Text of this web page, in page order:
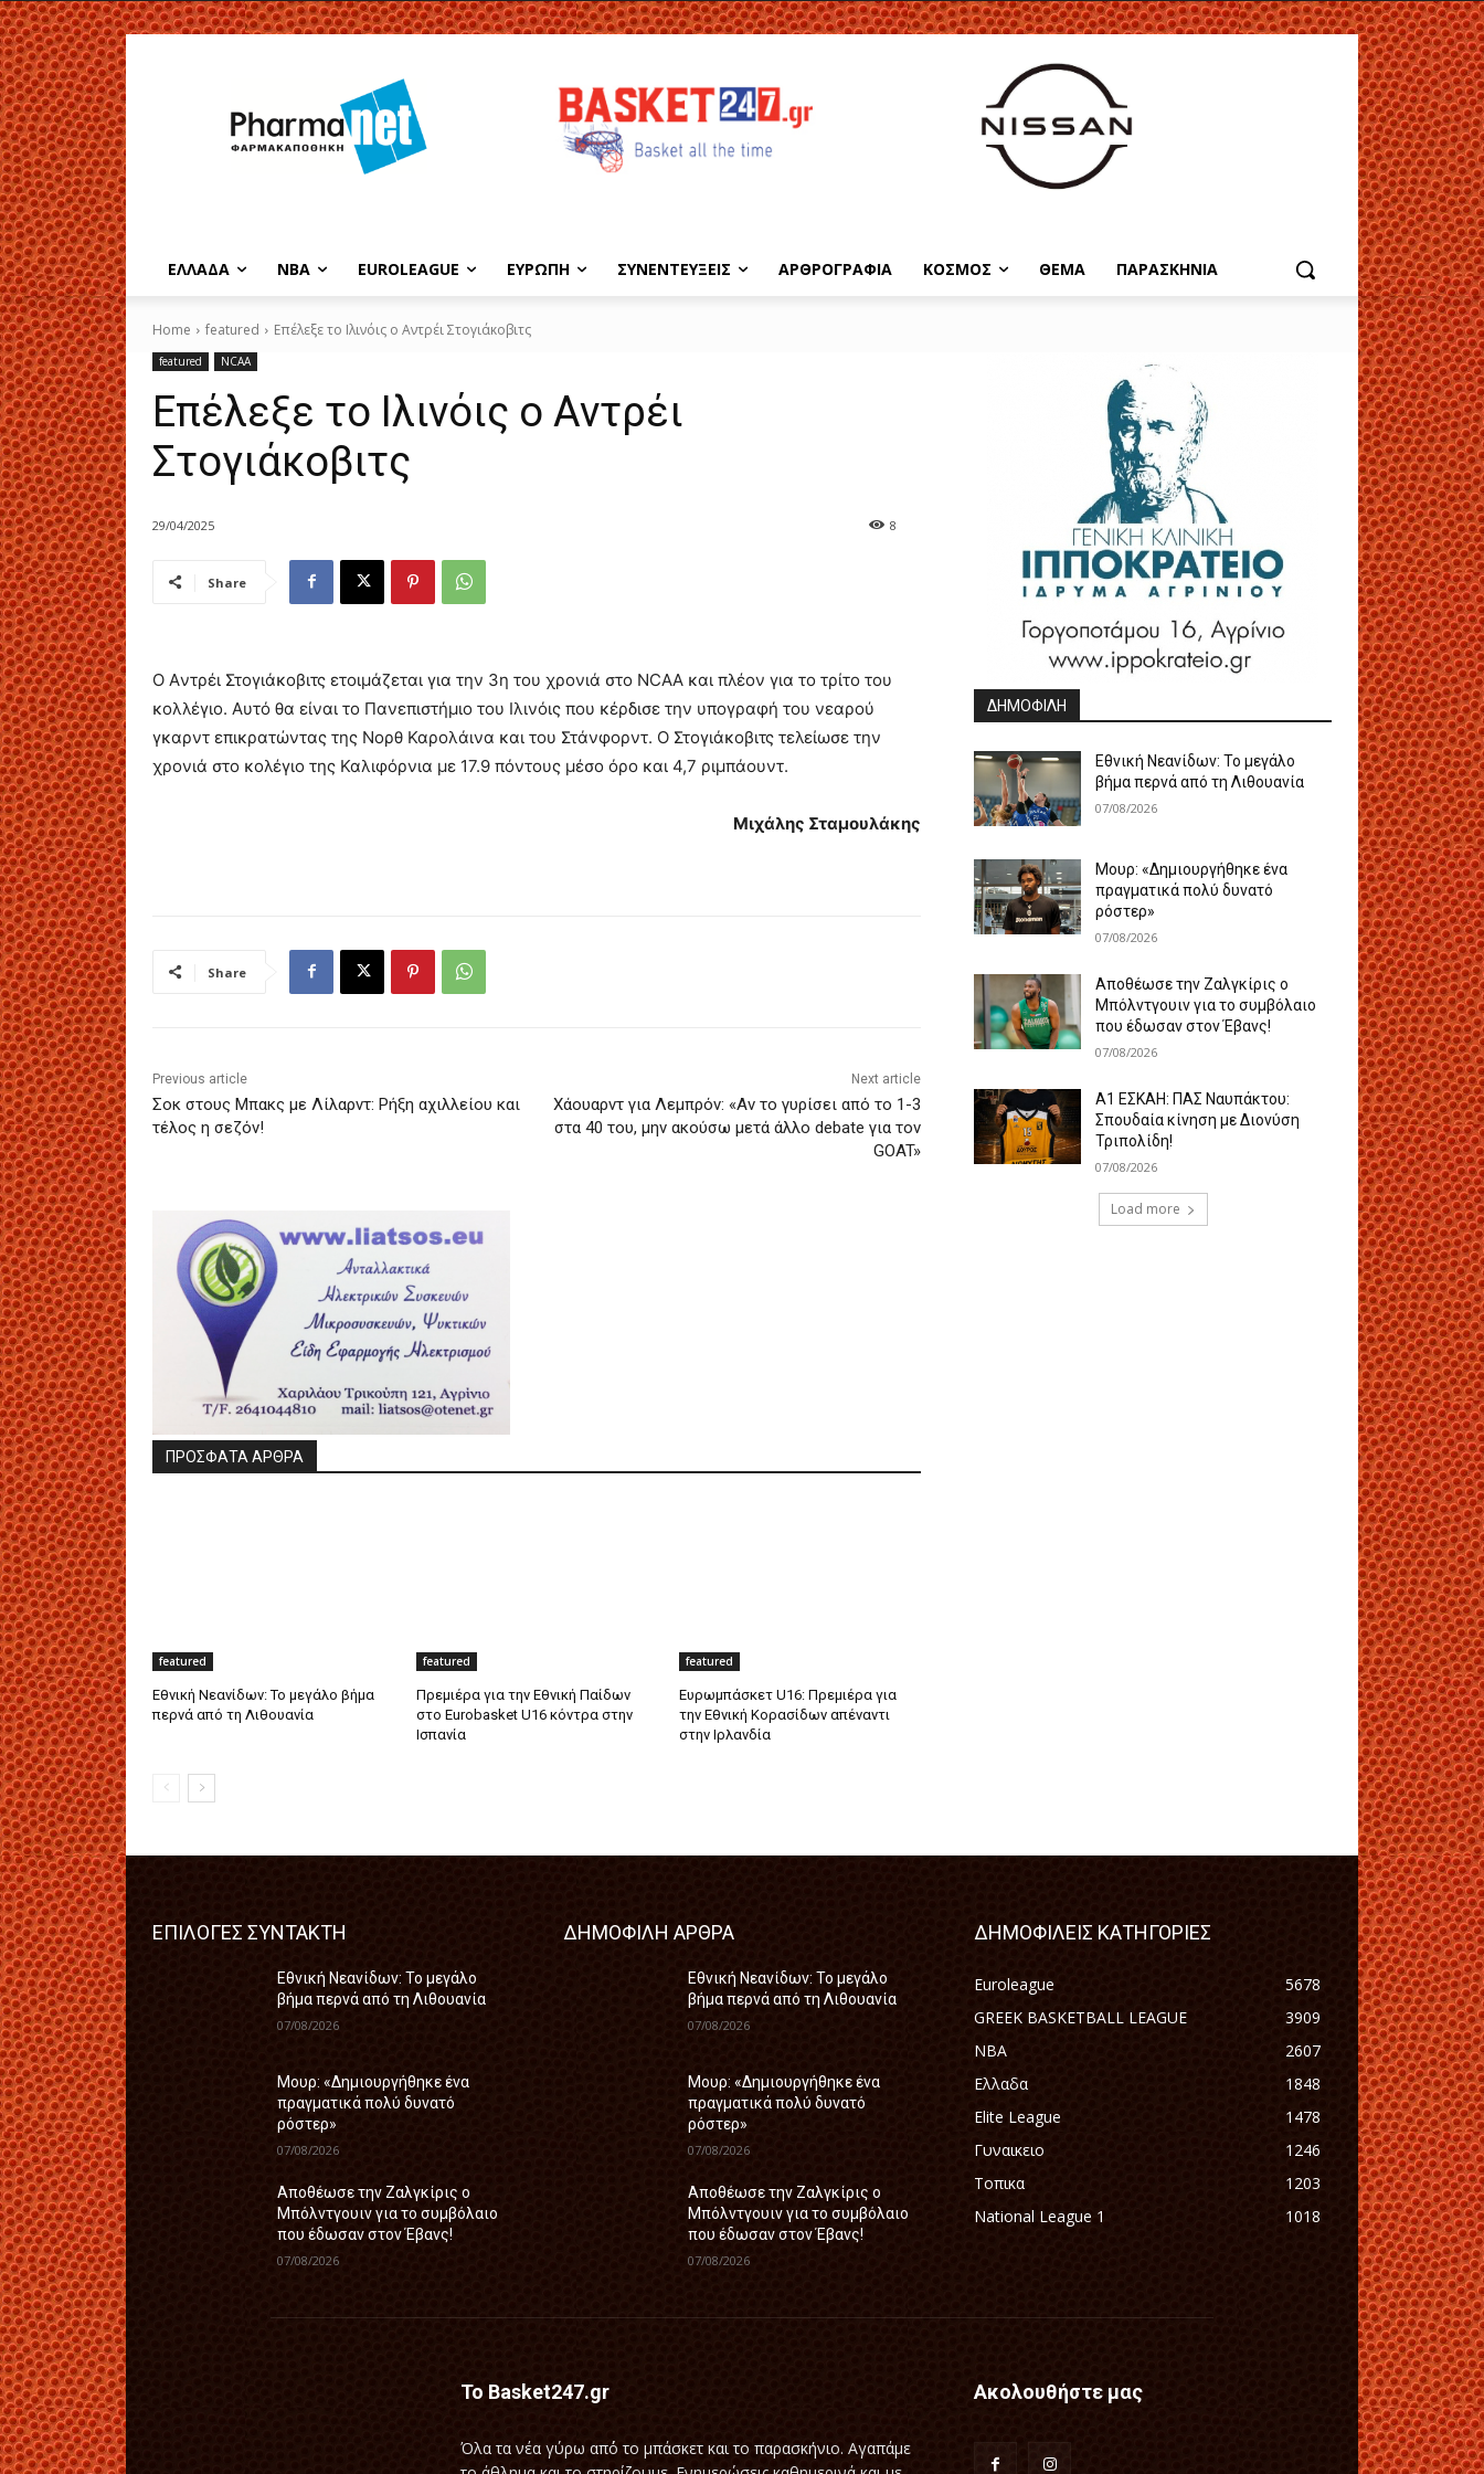
EΛΛΑΔΑ NBA ΕUROLEAGUE ΕΥΡΩΠΗ ΣΥΝΕΝΤΕΥΞΕΙΣ ΑΡΘΡΟΓΡΑΦΙΑ ΚΟΣΜΟΣ ΘΕΜΑ ΠΑΡΑΣΚΗΝΙΑ
Home featured Επέλεξε το Ιλινόις ο Αντρέι Στογιάκοβιτς
featured NCAA
Επέλεξε το Ιλινόις ο Αντρέι
Στογιάκοβιτς
29/04/2025 8
Share
O Aντρέι Στογιάκοβιτς ετοιμάζεται για την 3η του χρονιά στο NCAA και πλέον για το τρίτο του
κολλέγιο. Αυτό θα είναι το Πανεπιστήμιο του Ιλινόις που κέρδισε την υπογραφή του νεαρού
γκαρντ επικρατώντας της Νορθ Καρολάινα και του Στάνφορντ. Ο Στογιάκοβιτς τελείωσε την
χρονιά στο κολέγιο της Καλιφόρνια με 17.9 πόντους μέσο όρο και 4,7 ριμπάουντ.
Μιχάλης Σταμουλάκης
Share
Previous article
Σοκ στους Μπακς με Λίλαρντ: Ρήξη αχιλλείου και
τέλος η σεζόν!
Next article
Χάουαρντ για Λεμπρόν: «Αν το γυρίσει από το 1-3
στα 40 του, μην ακούσω μετά άλλο debate για τον
GOAT»
ΠΡΟΣΦΑΤΑ ΑΡΘΡΑ
featured
Εθνική Νεανίδων: Το μεγάλο βήμα
περνά από τη Λιθουανία
featured
Πρεμιέρα για την Εθνική Παίδων
στο Eurobasket U16 κόντρα στην
Ισπανία
featured
Ευρωμπάσκετ U16: Πρεμιέρα για
την Εθνική Κορασίδων απέναντι
στην Ιρλανδία
ΔΗΜΟΦΙΛΗ
Εθνική Νεανίδων: Το μεγάλο
βήμα περνά από τη Λιθουανία
07/08/2026
Μουρ: «Δημιουργήθηκε ένα
πραγματικά πολύ δυνατό
ρόστερ»
07/08/2026
Aποθέωσε την Ζαλγκίρις ο
Μπόλντγουιν για το συμβόλαιο
που έδωσαν στον Έβανς!
07/08/2026
Α1 ΕΣΚΑΗ: ΠΑΣ Ναυπάκτου:
Σπουδαία κίνηση με Διονύση
Τριπολίδη!
07/08/2026
Load more
ΕΠΙΛΟΓΕΣ ΣΥΝΤΑΚΤΗ
Εθνική Νεανίδων: Το μεγάλο
βήμα περνά από τη Λιθουανία
07/08/2026
Μουρ: «Δημιουργήθηκε ένα
πραγματικά πολύ δυνατό
ρόστερ»
07/08/2026
Aποθέωσε την Ζαλγκίρις ο
Μπόλντγουιν για το συμβόλαιο
που έδωσαν στον Έβανς!
07/08/2026
ΔΗΜΟΦΙΛΗ ΑΡΘΡΑ
Εθνική Νεανίδων: Το μεγάλο
βήμα περνά από τη Λιθουανία
07/08/2026
Μουρ: «Δημιουργήθηκε ένα
πραγματικά πολύ δυνατό
ρόστερ»
07/08/2026
Aποθέωσε την Ζαλγκίρις ο
Μπόλντγουιν για το συμβόλαιο
που έδωσαν στον Έβανς!
07/08/2026
ΔΗΜΟΦΙΛΕΙΣ ΚΑΤΗΓΟΡΙΕΣ
Euroleague
5678
GREEK BASKETBALL LEAGUE
3909
NBA
2607
Ελλαδα
1848
Elite League
1478
Γυναικειο
1246
Τοπικα
1203
National League 1
1018
Το Basket247.gr
Όλα τα νέα γύρω απ΄ό το μπάσκετ και το παρασκήνιο. Αγαπάμε
Ακολουθήστε μας